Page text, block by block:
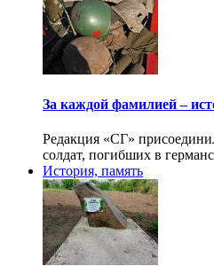
За каждой фамилией –
Редакция «СГ»
солдат, погибших в
История, память